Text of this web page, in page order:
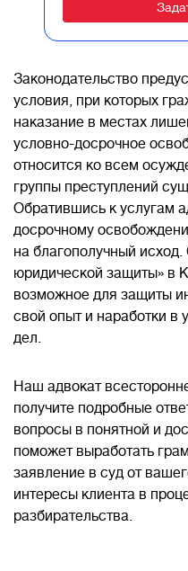
Законодательство
условия, при которых
наказание в местах
условно-досрочное
относится ко всем
группы преступлений
Обратившись к услугам
досрочному
на благополучный
юридической защиты» в
возможное для защиты
свой опыт и наработки
дел.
Наш адвокат
получите подробные
вопросы в понятной и
поможет выработать
заявление в суд от
интересы клиента в
разбирательства.